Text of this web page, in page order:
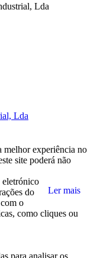
Lda
Lda
melhor experiência no
site poderá não
Ler mais
do
o
como cliques ou